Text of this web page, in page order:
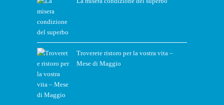
Troverete ristoro per la vostra vita –
Mese di Maggio